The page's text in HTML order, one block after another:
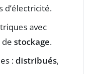
d’électricité.
avec
stockage.
:distribués,